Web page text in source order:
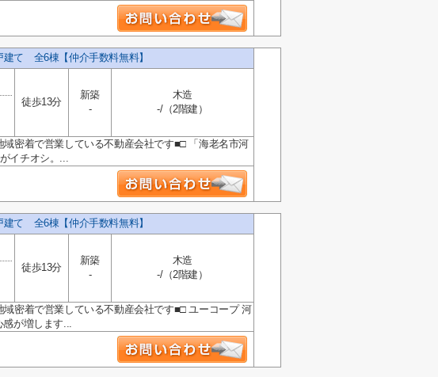
て 全6棟【仲介手数料無料】
徒歩13分
新築
-
木造
-/（2階建）
密着で営業している不動産会社です■□ 「海老名市河
イチオシ。...
て 全6棟【仲介手数料無料】
徒歩13分
新築
-
木造
-/（2階建）
密着で営業している不動産会社です■□ ユーコープ 河
感が増します...